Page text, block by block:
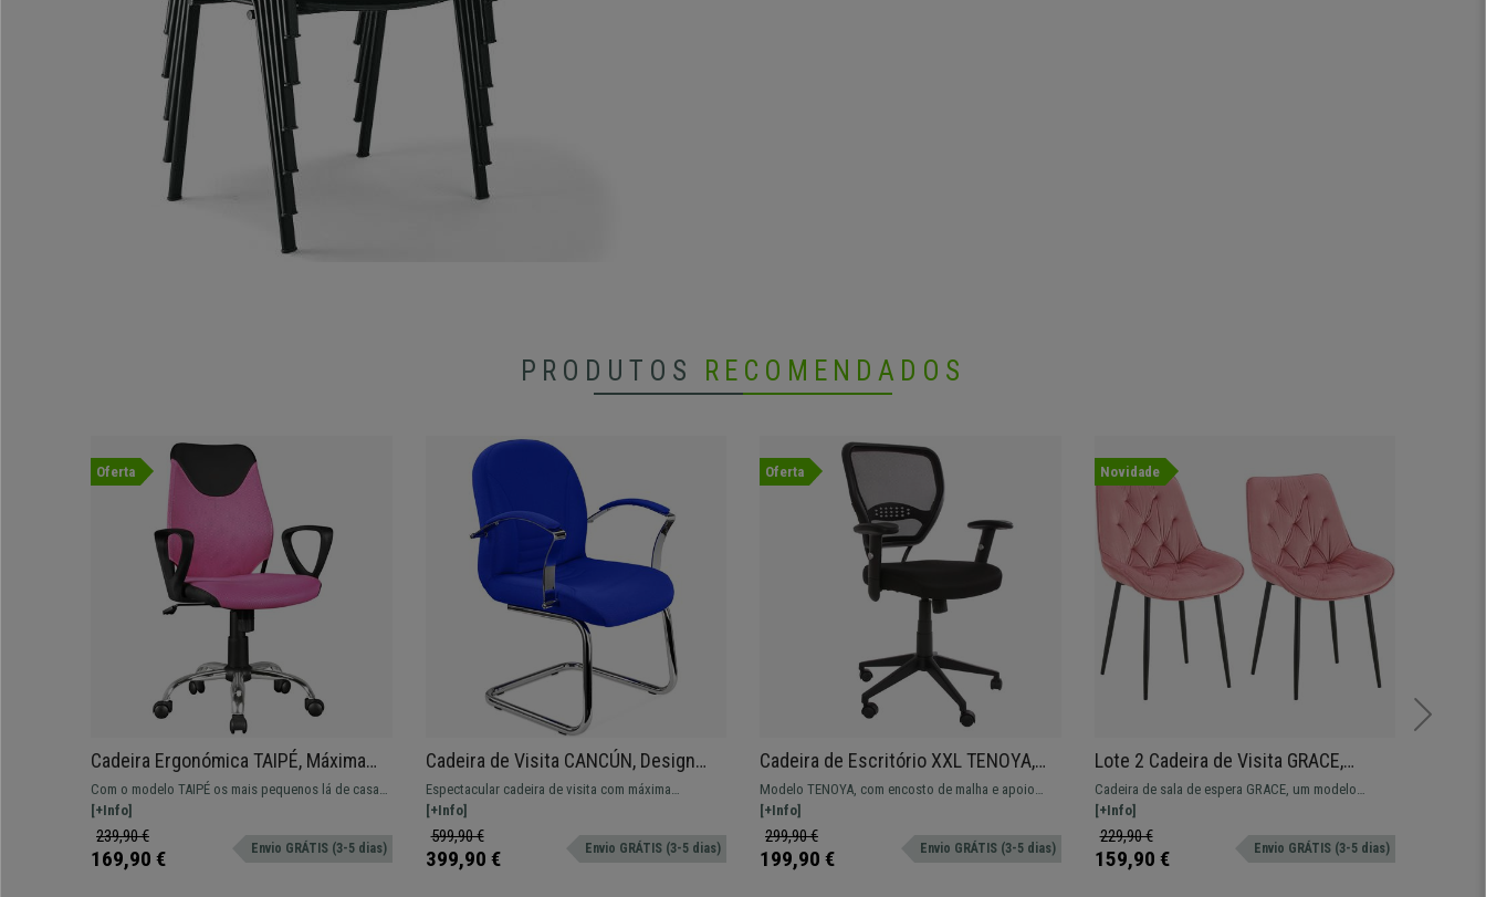
PRODUTOS RECOMENDADOS
Oferta
Cadeira Ergonómica TAIPÉ, Máxima
Comodidade, Para Criança, Em Preto e
Rosa
Com o modelo TAIPÉ os mais pequenos lá de casa
vão querer realizar todas as suas tarefas!
[+Info]
239,90 €
169,90 € Envio GRÁTIS (3-5 dias)
Cadeira de Visita CANCÚN, Design
Elegante, Estructura Metálica, Em
Pano, Cor Azul
Espectacular cadeira de visita com máxima
qualidade. Design elegante e confortável ao melhor
preço.
[+Info]
599,90 €
399,90 € Envio GRÁTIS (3-5 dias)
Oferta
Cadeira de Escritório XXL TENOYA,
Assento Acolchoado, Apoia Braços
Ajustáveis, Preto
Modelo TENOYA, com encosto de malha e apoio
lombar, grande acolchoado e máxima resistência!
[+Info]
299,90 €
199,90 € Envio GRÁTIS (3-5 dias)
Novidade
Lote 2 Cadeira de Visita GRACE,
Estructura Metálica, Em Veludo, Cor
Rosa
Cadeira de sala de espera GRACE, um modelo
moderno ideal para deixar as suas visitas
confortáveis!
[+Info]
229,90 €
159,90 € Envio GRÁTIS (3-5 dias)